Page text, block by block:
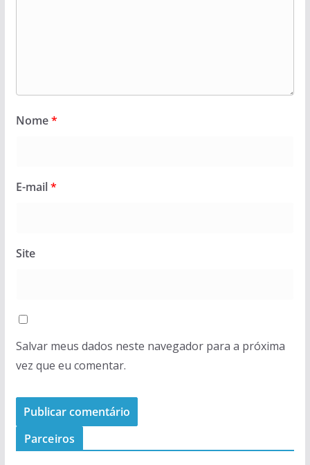
Nome*
E-mail*
Site
Salvar meus dados neste navegador para a próxima
vez que eu comentar.
Parceiros